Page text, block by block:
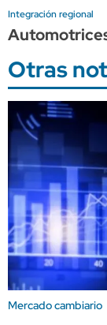
Integración regional
Otras
Mercado cambiario